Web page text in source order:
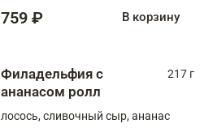
759 ₽ В корзину
Филадельфия с
ананасом ролл
217 г
лосось, сливочный сыр, ананас